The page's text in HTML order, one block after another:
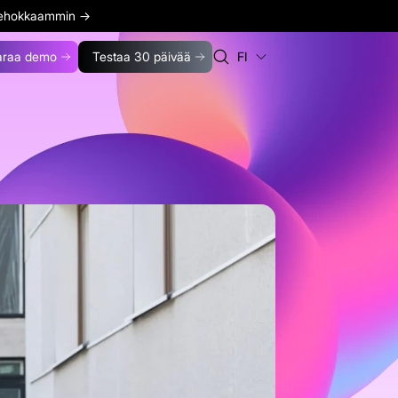
→
demo Testaa 30 päivää FI